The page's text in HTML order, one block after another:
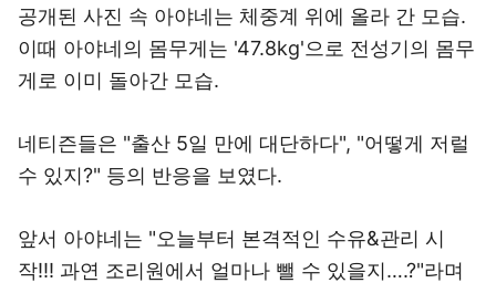
공개된 사진 속 아야네는 체중계 위에 올라 간 모습.
이때 아야네의 몸무게는 '47.8kg'으로 전성기의 몸무
게로 이미 돌아간 모습.
네티즌들은 "출산 5일 만에 대단하다", "어떻게 저럴
수 있지?" 등의 반응을 보였다.
앞서 아야네는 "오늘부터 본격적인 수유&관리 시
작!!! 과연 조리원에서 얼마나 뺄 수 있을지….?"라며